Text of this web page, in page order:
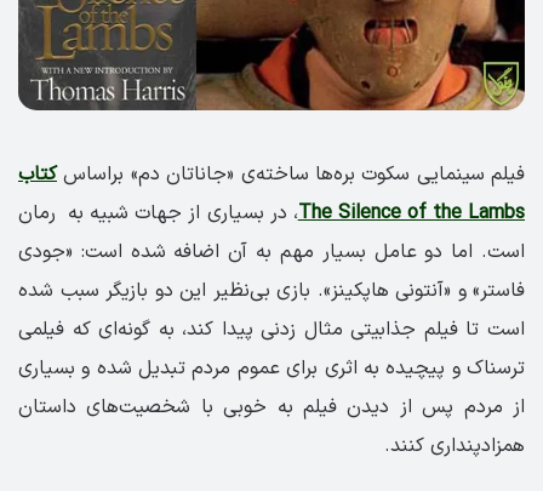
فیلم سینمایی سکوت بره‌ها ساخته‌ی «جاناتان دم» براساسکتاب
The Silence of the Lambs، در بسیاری از جهات شبیه به رمان
است. اما دو عامل بسیار مهم به آن اضافه شده است: «جودی
فاستر» و «آنتونی هاپکینز». بازی بی‌نظیر این دو بازیگر سبب شده
است تا فیلم جذابیتی مثال زدنی پیدا کند، به گونه‌ای که فیلمی
ترسناک و پیچیده به اثری برای عموم مردم تبدیل شده و بسیاری
از مردم پس از دیدن فیلم به خوبی با شخصیت‌های داستان
همزادپنداری کنند.